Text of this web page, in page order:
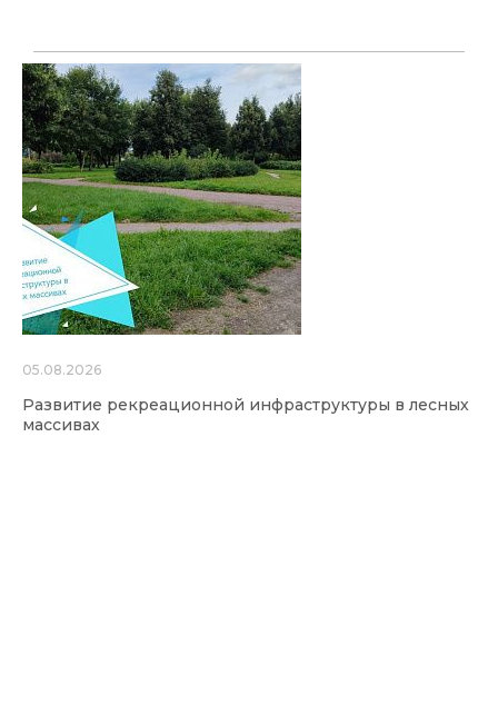
05.08.2026
Развитие рекреационной инфраструктуры в лесных
массивах